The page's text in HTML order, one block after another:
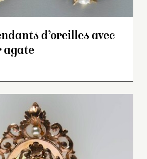
d’oreilles avec
agate